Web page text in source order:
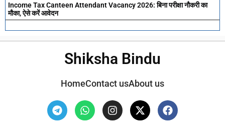
Income Tax Canteen Attendant Vacancy 2026: बिना परीक्षा नौकरी का
मौका, ऐसे करें आवेदन
Shiksha Bindu
HomeContact usAbout us